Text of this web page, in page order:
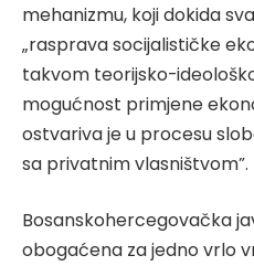
mehanizmu, koji dokida
„rasprava socijalističke
takvom teorijsko-
mogućnost primjene
ostvariva je u procesu
sa privatnim vlasništvom”.
Bosanskohercegovačka
obogaćena za jedno vrlo